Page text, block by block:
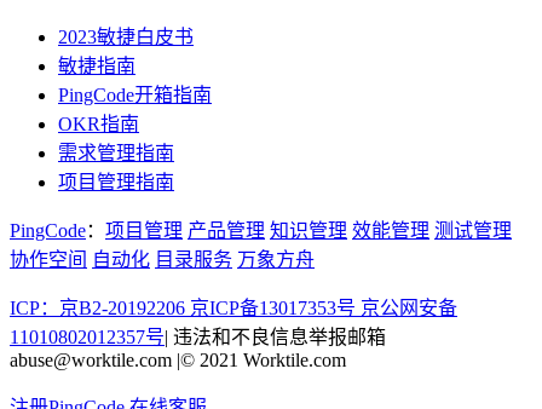
2023敏捷白皮书
敏捷指南
PingCode开箱指南
OKR指南
需求管理指南
项目管理指南
PingCode： 项目管理 产品管理 知识管理 效能管理 测试管理
协作空间 自动化 目录服务 万象方舟
ICP：京B2-20192206 京ICP备13017353号 京公网安备
11010802012357号| 违法和不良信息举报邮箱
abuse@worktile.com |© 2021 Worktile.com